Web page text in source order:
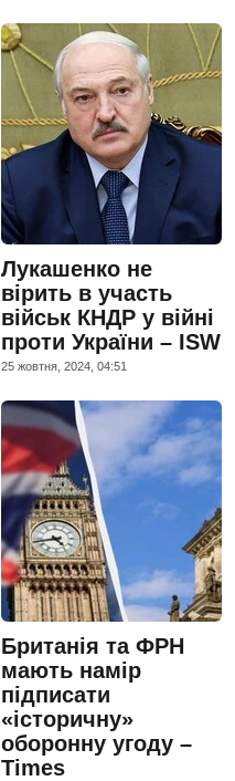
Лукашенко не
вірить в участь
військ КНДР у війні
проти України – ISW
25 жовтня, 2024, 04:51
Британія та ФРН
мають намір
підписати
«історичну»
оборонну угоду –
Times